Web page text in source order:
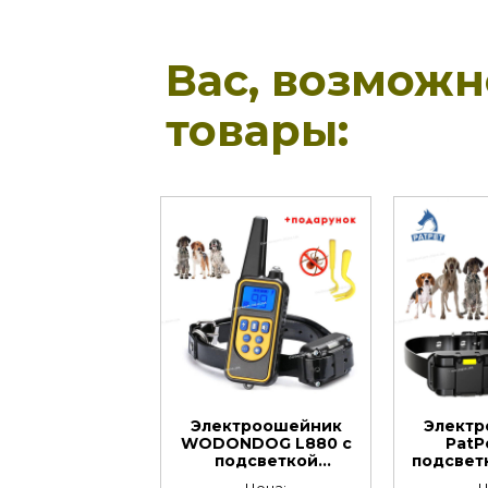
Вас,
товары:
Электроошейник
WODONDOG L880 c
подсветкой